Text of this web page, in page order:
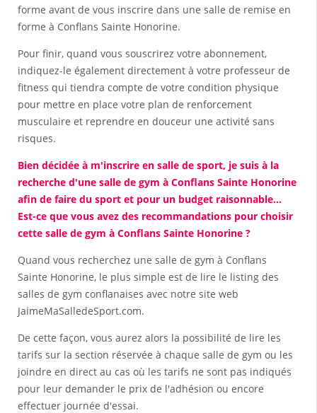
forme avant de vous inscrire dans une salle de remise en
forme à Conflans Sainte Honorine.
Pour finir, quand vous souscrirez votre abonnement,
indiquez-le également directement à votre professeur de
fitness qui tiendra compte de votre condition physique
pour mettre en place votre plan de renforcement
musculaire et reprendre en douceur une activité sans
risques.
Bien décidée à m'inscrire en salle de sport, je suis à la
recherche d'une salle de gym à Conflans Sainte Honorine
afin de faire du sport et pour un budget raisonnable...
Est-ce que vous avez des recommandations pour choisir
cette salle de gym à Conflans Sainte Honorine ?
Quand vous recherchez une salle de gym à Conflans
Sainte Honorine, le plus simple est de lire le listing des
salles de gym conflanaises avec notre site web
JaimeMaSalledeSport.com.
De cette façon, vous aurez alors la possibilité de lire les
tarifs sur la section réservée à chaque salle de gym ou les
joindre en direct au cas où les tarifs ne sont pas indiqués
pour leur demander le prix de l'adhésion ou encore
effectuer journée d'essai.